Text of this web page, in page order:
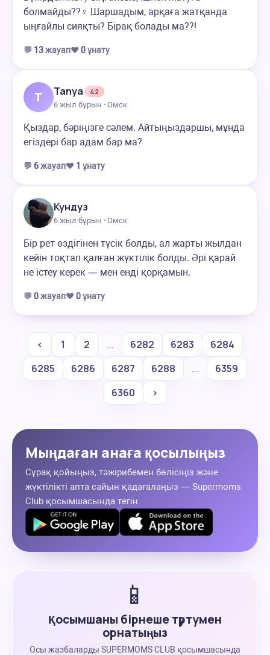
болмайды??‍♀️ Шаршадым, арқаға жатқанда
ыңғайлы сияқты? Бірақ болады ма??!
💬 13жауап❤️ 0ұнату
T Tanya
42
6 жыл бұрын · Омск
Қыздар, бәріңізге сәлем. Айтыңыздаршы, мұнда
егіздері бар адам бар ма?
💬 6жауап❤️ 1 ұнату
Кундуз
6 жыл бұрын · Омск
Бір рет өздігінен түсік болды, ал жарты жылдан
кейін тоқтап қалған жүктілік болды. Әрі қарай
не істеу керек — мен енді қорқамын.
💬 0жауап❤️ 0ұнату
‹ 1 2 ... 6282 6283
6284
6285
6286 6287 6288 ...
6359
6360
›
Мыңдаған анаға қосылыңыз
Сұрақ қойыңыз, тәжірибемен бөлісіңіз және
жүктілікті апта сайын қадағалаңыз — Supermoms
Club қосымшасында тегін.
📱
Қосымшаны бірнеше түртумен
орнатыңыз
Осы жазбаларды SUPERMOMS CLUB қосымшасында